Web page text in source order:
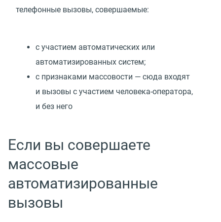
телефонные вызовы, совершаемые:
с участием автоматических или
автоматизированных систем;
с признаками массовости — сюда входят
и вызовы с участием человека-оператора,
и без него
Если вы совершаете
массовые
автоматизированные
вызовы